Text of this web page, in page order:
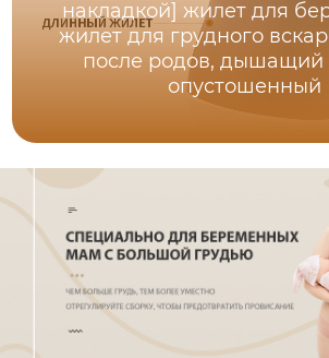
накладкой] жилет для
жилет для грудного
после родов, дышащий
опустошенный